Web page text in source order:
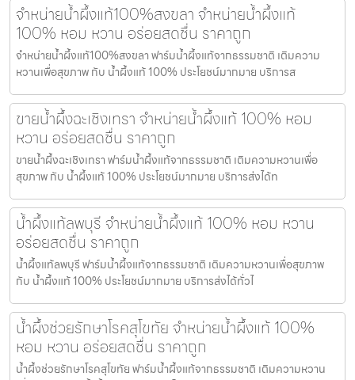
จำหน่ายน้ำผึ้งแท้100%สงขลา จำหน่ายน้ำผึ้งแท้
100% หอม หวาน อร่อยสดชื่น ราคาถูก
จำหน่ายน้ำผึ้งแท้100%สงขลา ฟาร์มน้ำผึ้งแท้จากธรรมชาติ เติมความ
หวานเพื่อสุขภาพ กับ น้ำผึ้งแท้ 100% ประโยชน์มากมาย บริการส
ขายน้ำผึ้งฉะเชิงเทรา จำหน่ายน้ำผึ้งแท้ 100% หอม
หวาน อร่อยสดชื่น ราคาถูก
ขายน้ำผึ้งฉะเชิงเทรา ฟาร์มน้ำผึ้งแท้จากธรรมชาติ เติมความหวานเพื่อ
สุขภาพ กับ น้ำผึ้งแท้ 100% ประโยชน์มากมาย บริการส่งได้ท
น้ำผึ้งแท้ลพบุรี จำหน่ายน้ำผึ้งแท้ 100% หอม หวาน
อร่อยสดชื่น ราคาถูก
น้ำผึ้งแท้ลพบุรี ฟาร์มน้ำผึ้งแท้จากธรรมชาติ เติมความหวานเพื่อสุขภาพ
กับ น้ำผึ้งแท้ 100% ประโยชน์มากมาย บริการส่งได้ทั่วไ
น้ำผึ้งช่วยรักษาโรคสุโขทัย จำหน่ายน้ำผึ้งแท้ 100%
หอม หวาน อร่อยสดชื่น ราคาถูก
น้ำผึ้งช่วยรักษาโรคสุโขทัย ฟาร์มน้ำผึ้งแท้จากธรรมชาติ เติมความหวาน